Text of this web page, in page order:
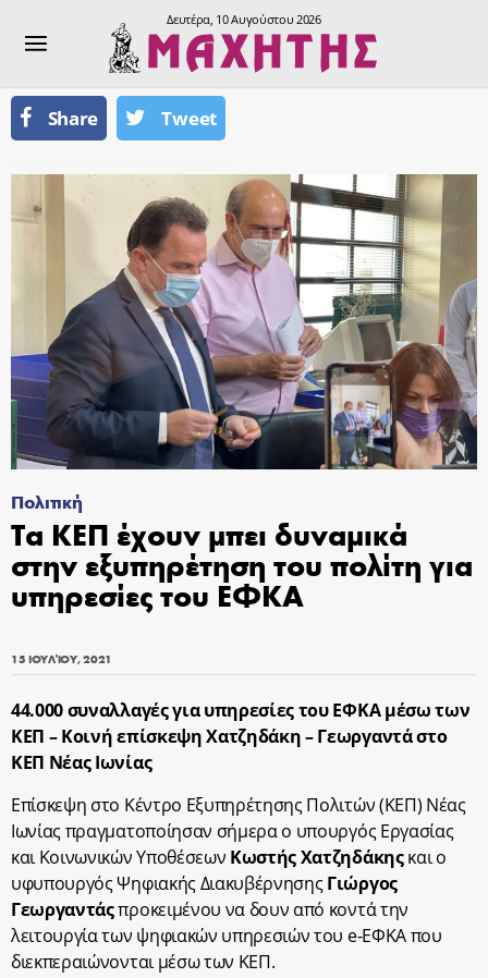
Δευτέρα, 10 Αυγούστου 2026
Πολιτική
Τα ΚΕΠ έχουν μπει δυναμικά
στην εξυπηρέτηση του πολίτη για
υπηρεσίες του ΕΦΚΑ
15 ΙΟΥΛΊΟΥ, 2021
44.000 συναλλαγές για υπηρεσίες του ΕΦΚΑ μέσω των
ΚΕΠ – Κοινή επίσκεψη Χατζηδάκη – Γεωργαντά στο
ΚΕΠ Νέας Ιωνίας
Επίσκεψη στο Κέντρο Εξυπηρέτησης Πολιτών (ΚΕΠ) Νέας
Ιωνίας πραγματοποίησαν σήμερα ο υπουργός Εργασίας
και Κοινωνικών Υποθέσεων Κωστής Χατζηδάκηςκαι ο
υφυπουργός Ψηφιακής ΔιακυβέρνησηςΓιώργος
Γεωργαντάςπροκειμένου να δουν από κοντά την
λειτουργία των ψηφιακών υπηρεσιών του e-ΕΦΚΑ που
διεκπεραιώνονται μέσω των ΚΕΠ.
Share Tweet